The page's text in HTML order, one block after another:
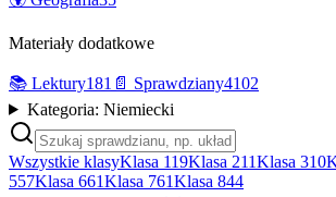
Materiały dodatkowe
📚 Lektury181 📄 Sprawdziany4102
Kategoria: Niemiecki
Wszystkie klasyKlasa 119Klasa 211Klasa 310
557Klasa 661Klasa 761Klasa 844